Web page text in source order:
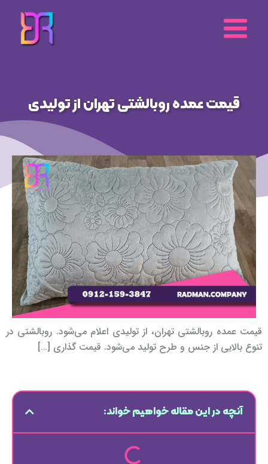
محتوا
قیمت عمده روبالشتی تهران از تولیدی
قیمت عمده روبالشتی تهران، از تولیدی اعلام می‌شود. روبالشتی در
تنوع بالایی از جنس و طرح تولید می‌شود. قیمت گذاری […]
آنچه در این مقاله خواهیم خواند: